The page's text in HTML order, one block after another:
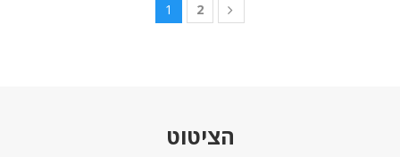
1 2
הציטוט